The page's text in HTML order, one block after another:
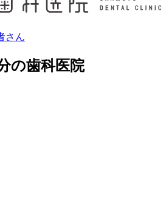
さん
の歯科医院